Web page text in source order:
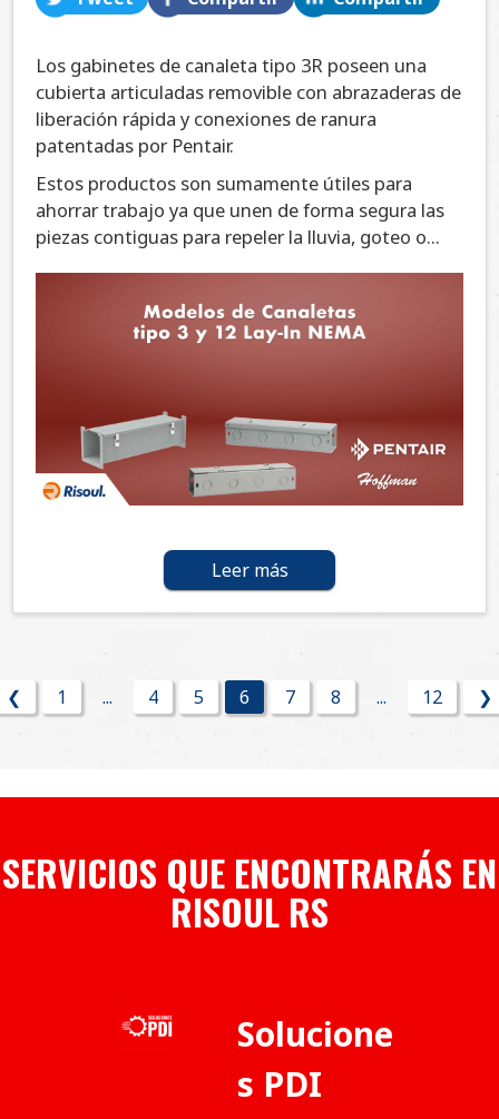
Los gabinetes de canaleta tipo 3R poseen una
cubierta articuladas removible con abrazaderas de
liberación rápida y conexiones de ranura
patentadas por Pentair.
Estos productos son sumamente útiles para
ahorrar trabajo ya que unen de forma segura las
piezas contiguas para repeler la lluvia, goteo o...
Leer más
❮ 1 ... 4 5 6 7 8 ... 12 ❯
SERVICIOS QUE ENCONTRARÁS EN
RISOUL RS
Solucione
s PDI